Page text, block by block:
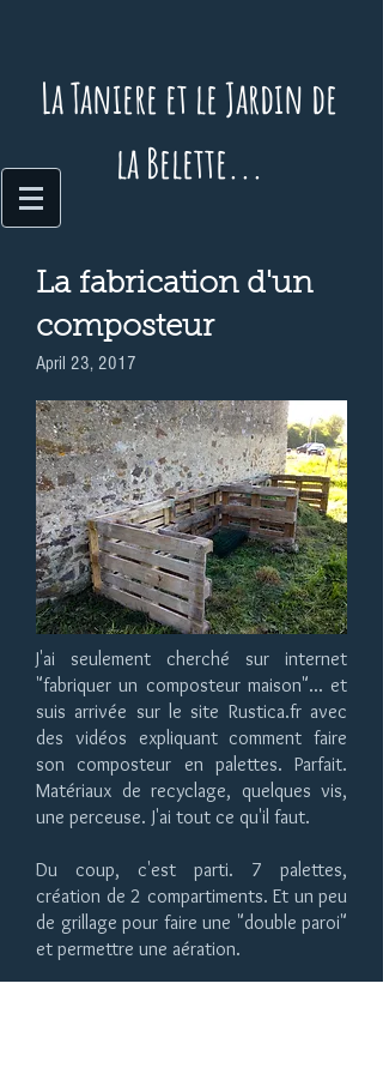
La Taniere et le Jardin de
la Belette...
La fabrication d'un
composteur
April 23, 2017
J'ai seulement cherché sur internet
"fabriquer un composteur maison"... et
suis arrivée sur le site Rustica.fr avec
des vidéos expliquant comment faire
son composteur en palettes. Parfait.
Matériaux de recyclage, quelques vis,
une perceuse. J'ai tout ce qu'il faut.
Du coup, c'est parti. 7 palettes,
création de 2 compartiments. Et un peu
de grillage pour faire une "double paroi"
et permettre une aération.